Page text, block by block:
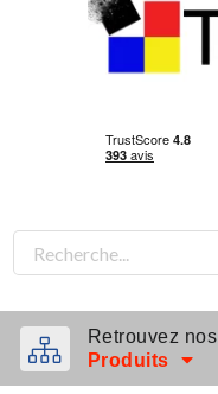
Retrouvez nos
Produits